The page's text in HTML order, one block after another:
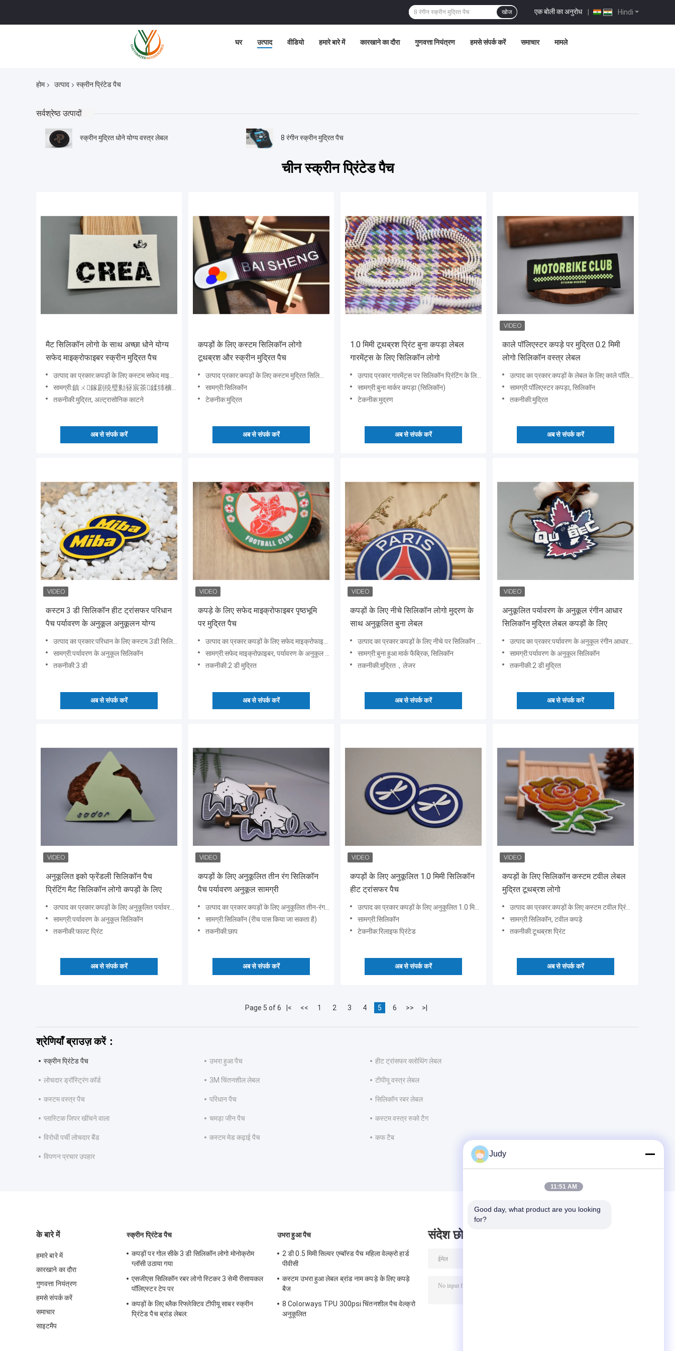
Hindi
एक बोली का अनुरोध |
खोज
घर उत्पाद वीडियो हमारे बारे में कारखाने का दौरा गुणवत्ता नियंत्रण हमसे संपर्क करें समाचार मामले
होम उत्पाद स्क्रीन प्रिंटेड पैच
सर्वश्रेष्ठ उत्पादों
स्क्रीन मुद्रित धोने योग्य वस्त्र लेबल 8 रंगीन स्क्रीन मुद्रित पैच
चीन स्क्रीन प्रिंटेड पैच
मैट सिलिकॉन लोगो के साथ अच्छा धोने योग्य
सफेद माइक्रोफाइबर स्क्रीन मुद्रित पैच
उत्पाद का प्रकार:कपड़ों के लिए कस्टम सफेद माइक्रोफाइबर प्रिंटेड मैट सिलिकॉन लोगो
सामग्री:鎮ㄨ鎵剧殑璧勬簮宸茶鍒犻櫎銆佸凡鏇村悕鎴栨殏鏃朵笉鍙敤銆
तकनीकी:मुद्रित, अल्ट्रासोनिक काटने
अब से संपर्क करें
कपड़ों के लिए कस्टम सिलिकॉन लोगो
टूथब्रश और स्क्रीन मुद्रित पैच
उत्पाद प्रकार:कपड़ों के लिए कस्टम मुद्रित सिलिकॉन लोगो और टूथब्रश मुद्रित सिलिकॉन लेबल
सामग्री:सिलिकॉन
टेकनीक:मुद्रित
अब से संपर्क करें
1.0 मिमी टूथब्रश प्रिंट बुना कपड़ा लेबल
गारमेंट्स के लिए सिलिकॉन लोगो
उत्पाद प्रकार:गारमेंट्स पर सिलिकॉन प्रिंटिंग के लिए 1.0 मिमी टूथब्रश प्रिंट के साथ बुना हुआ कपड़ा
सामग्री:बुना मार्कर कपड़ा (सिलिकॉन)
टेकनीक:मुद्रण
अब से संपर्क करें
काले पॉलिएस्टर कपड़े पर मुद्रित 0.2 मिमी
लोगो सिलिकॉन वस्त्र लेबल
उत्पाद का प्रकार:कपड़ों के लेबल के लिए काले पॉलिएस्टर कपड़े पर मुद्रित 0.2 मिमी सिलिकॉन लोगो
सामग्री:पॉलिएस्टर कपड़ा, सिलिकॉन
तकनीकी:मुद्रित
अब से संपर्क करें
कस्टम 3 डी सिलिकॉन हीट ट्रांसफर परिधान
पैच पर्यावरण के अनुकूल अनुकूलन योग्य
उत्पाद का प्रकार:परिधान के लिए कस्टम 3डी सिलिकॉन हीट ट्रांसफर
सामग्री:पर्यावरण के अनुकूल सिलिकॉन
तकनीकी:3 डी
अब से संपर्क करें
कपड़े के लिए सफेद माइक्रोफाइबर पृष्ठभूमि
पर मुद्रित पैच
उत्पाद का प्रकार:कपड़ों के लिए सफेद माइक्रोफाइबर पृष्ठभूमि पर मुद्रित उठाया सिलिकॉन लोगो
सामग्री:सफेद माइक्रोफ़ाइबर, पर्यावरण के अनुकूल सिलिकॉन
तकनीकी:2 डी मुद्रित
अब से संपर्क करें
कपड़ों के लिए नीचे सिलिकॉन लोगो मुद्रण के
साथ अनुकूलित बुना लेबल
उत्पाद का प्रकार:कपड़ों के लिए नीचे पर सिलिकॉन लोगो प्रिंटिंग के साथ कस्टम बुना लेबल
सामग्री:बुना हुआ मार्क फैब्रिक, सिलिकॉन
तकनीकी:मुद्रित，लेजर
अब से संपर्क करें
अनुकूलित पर्यावरण के अनुकूल रंगीन आधार
सिलिकॉन मुद्रित लेबल कपड़ों के लिए
उत्पाद का प्रकार:पर्यावरण के अनुकूल रंगीन आधार + कपड़े के लिए सिलिकॉन मुद्रित लेबल
सामग्री:पर्यावरण के अनुकूल सिलिकॉन
तकनीकी:2 डी मुद्रित
अब से संपर्क करें
अनुकूलित इको फ्रेंडली सिलिकॉन पैच
प्रिंटिंग मैट सिलिकॉन लोगो कपड़ों के लिए
उत्पाद का प्रकार:कपड़ों के लिए अनुकूलित पर्यावरण-अनुकूल सिलिकॉन पैच प्रिंटिंग मैट सिलिकॉन लोगो
सामग्री:पर्यावरण के अनुकूल सिलिकॉन
तकनीकी:फाल्ट प्रिंट
अब से संपर्क करें
कपड़ों के लिए अनुकूलित तीन रंग सिलिकॉन
पैच पर्यावरण अनुकूल सामग्री
उत्पाद का प्रकार:कपड़ों के लिए अनुकूलित तीन-रंग सिलिकॉन पैच पर्यावरण के अनुकूल सामग्री
सामग्री:सिलिकॉन (रीच पास किया जा सकता है)
तकनीकी:छाप
अब से संपर्क करें
कपड़ों के लिए अनुकूलित 1.0 मिमी सिलिकॉन
हीट ट्रांसफर पैच
उत्पाद का प्रकार:कपड़ों के लिए अनुकूलित 1.0 मिमी मोटी सिलिकॉन गर्मी हस्तांतरण पैच
सामग्री:सिलिकॉन
टेकनीक:रिलाइफ प्रिंटेड
अब से संपर्क करें
कपड़ों के लिए सिलिकॉन कस्टम टवील लेबल
मुद्रित टूथब्रश लोगो
उत्पाद का प्रकार:कपड़ों के लिए कस्टम टवील प्रिंटेड टूथब्रश लोगो
सामग्री:सिलिकॉन, टवील कपड़े
तकनीकी:टूथब्रश प्रिंट
अब से संपर्क करें
Page 5 of 6 |< << 1 2 3 4 5 6 >> >|
श्रेणियाँ ब्राउज़ करें：
स्क्रीन प्रिंटेड पैच उभरा हुआ पैच हीट ट्रांसफर क्लोथिंग लेबल
लोचदार ड्रॉस्ट्रिंग कॉर्ड 3M चिंतनशील लेबल टीपीयू वस्त्र लेबल
कस्टम वस्त्र पैच परिधान पैच सिलिकॉन रबर लेबल
प्लास्टिक जिपर खींचने वाला चमड़ा जीन पैच कस्टम वस्त्र रुको टैग
विरोधी पर्ची लोचदार बैंड कस्टम मेड कढ़ाई पैच कफ टैब
विपणन प्रचार उपहार
के बारे में
हमारे बारे में
कारखाने का दौरा
गुणवत्ता नियंत्रण
हमसे संपर्क करें
समाचार
साइटमैप
स्क्रीन प्रिंटेड पैच
कपड़ों पर गोल सीके 3 डी सिलिकॉन लोगो मोनोक्रोम
ग्लॉसी उठाया गया
एसजीएस सिलिकॉन रबर लोगो स्टिकर 3 सेमी रीसायकल
पॉलिएस्टर टेप पर
कपड़ों के लिए ब्लैक रिफ्लेक्टिव टीपीयू साबर स्क्रीन
प्रिंटेड पैच ब्रांड लेबल:
उभरा हुआ पैच
2 डी 0.5 मिमी सिल्वर एम्बॉस्ड पैच महिला वेल्क्रो हार्ड
पीवीसी
कस्टम उभरा हुआ लेबल ब्रांड नाम कपड़े के लिए कपड़े
बैज
8 Colorways TPU 300psi चिंतनशील पैच वेल्क्रो
अनुकूलित
संदेश छोड़ दो
Judy
11:51 AM
Good day, what product are you looking
for?